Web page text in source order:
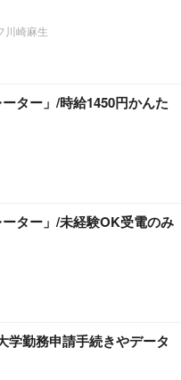
川崎麻生
ター」/時給1450円かんた
ター」/未経験OK受電のみ
学勤務申請手続きやデータ